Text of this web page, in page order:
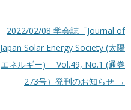
2022/02/08 学会誌「Journal of
Japan Solar Energy Society (太陽
エネルギー)」 Vol.49, No.1 (通巻
273号）発刊のお知らせ →